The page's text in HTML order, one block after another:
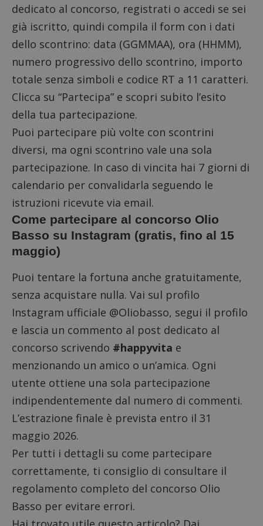
dedicato al concorso, registrati o accedi se sei
già iscritto, quindi compila il form con i dati
dello scontrino: data (GGMMAA), ora (HHMM),
numero progressivo dello scontrino, importo
totale senza simboli e codice RT a 11 caratteri.
Clicca su “Partecipa” e scopri subito l’esito
della tua partecipazione.
Puoi partecipare più volte con scontrini
diversi, ma ogni scontrino vale una sola
partecipazione. In caso di vincita hai 7 giorni di
calendario per convalidarla seguendo le
istruzioni ricevute via email.
Come partecipare al concorso Olio
Basso su Instagram (gratis, fino al 15
maggio)
Puoi tentare la fortuna anche gratuitamente,
senza acquistare nulla. Vai sul profilo
Instagram ufficiale @Oliobasso, segui il profilo
e lascia un commento al post dedicato al
concorso scrivendo #happyvita e
menzionando un amico o un’amica. Ogni
utente ottiene una sola partecipazione
indipendentemente dal numero di commenti.
L’estrazione finale è prevista entro il 31
maggio 2026.
Per tutti i dettagli su come partecipare
correttamente, ti consiglio di consultare il
regolamento completo del concorso Olio
Basso per evitare errori.